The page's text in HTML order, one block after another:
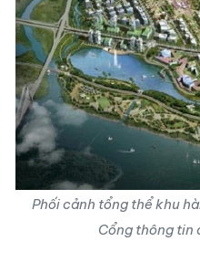
Phối cảnh tổng thể khu
Cổng thông tin